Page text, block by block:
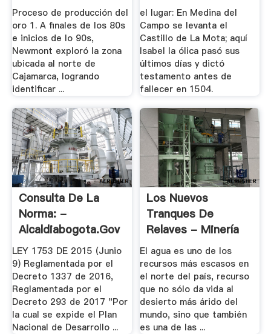
Proceso de producción del
oro 1. A finales de los 80s
e inicios de lo 90s,
Newmont exploró la zona
ubicada al norte de
Cajamarca, logrando
identificar ...
el lugar: En Medina del
Campo se levanta el
Castillo de La Mota; aquí
Isabel la ólica pasó sus
últimos días y dictó
testamento antes de
fallecer en 1504.
Consulta De La
Norma: -
Alcaldiabogota.gov
LEY 1753 DE 2015 (Junio
9) Reglamentada por el
Decreto 1337 de 2016,
Reglamentada por el
Decreto 293 de 2017 "Por
la cual se expide el Plan
Nacional de Desarrollo ...
Los Nuevos
Tranques De
Relaves - Minería
Chilena - .
El agua es uno de los
recursos más escasos en
el norte del país, recurso
que no sólo da vida al
desierto más árido del
mundo, sino que también
es una de las ...